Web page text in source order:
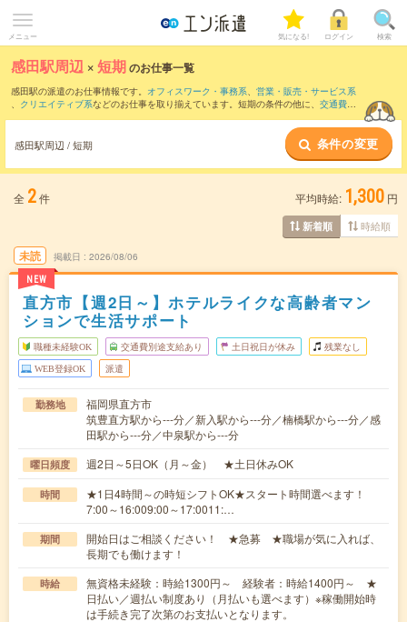
メニュー 気になる! ログイン 検索
感田駅周辺 ×短期のお仕事一覧
感田駅の派遣のお仕事情報です。 オフィスワーク・事務系、 営業・販売・サービス系
、 クリエイティブ系などのお仕事を取り揃えています。短期の条件の他に、 交通費別
感田駅周辺 / 短期 条件の変更
全 2件 平均時給: 1,300 円
新着順 時給順
未読
NEW
掲載日 2026/08/06
直方市【週2日～】ホテルライクな高齢者マン
ションで生活サポート
職種未経験OK 交通費別途支給あり 土日祝日が休み 残業なし
WEB登録OK 派遣
勤務地
福岡県直方市
筑豊直方駅から---分／新入駅から---分／楠橋駅から---分／感
田駅から---分／中泉駅から---分
曜日頻度 週2日～5日OK（月～金） ★土日休みOK
時間
★1日4時間～の時短シフトOK★スタート時間選べます！
7:00～16:009:00～17:0011:…
期間
開始日はご相談ください！ ★急募 ★職場が気に入れば、
長期でも働けます！
時給
無資格未経験：時給1300円～ 経験者：時給1400円～ ★
日払い／週払い制度あり（月払いも選べます）※稼働開始時
は手続き完了次第のお支払いとなります。